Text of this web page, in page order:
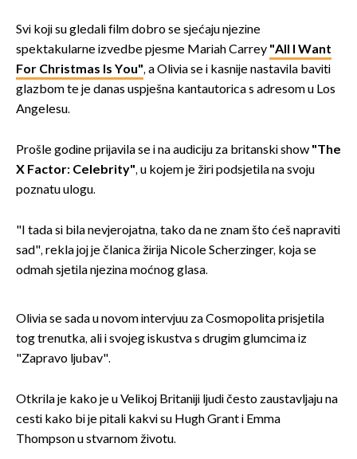
Svi koji su gledali film dobro se sjećaju njezine
spektakularne izvedbe pjesme Mariah Carrey "All I Want
For Christmas Is You", a Olivia se i kasnije nastavila baviti
glazbom te je danas uspješna kantautorica s adresom u Los
Angelesu.
Prošle godine prijavila se i na audiciju za britanski show "The
X Factor: Celebrity", u kojem je žiri podsjetila na svoju
poznatu ulogu.
"I tada si bila nevjerojatna, tako da ne znam što ćeš napraviti
sad", rekla joj je članica žirija Nicole Scherzinger, koja se
odmah sjetila njezina moćnog glasa.
Olivia se sada u novom intervjuu za Cosmopolita prisjetila
tog trenutka, ali i svojeg iskustva s drugim glumcima iz
"Zapravo ljubav".
Otkrila je kako je u Velikoj Britaniji ljudi često zaustavljaju na
cesti kako bi je pitali kakvi su Hugh Grant i Emma
Thompson u stvarnom životu.